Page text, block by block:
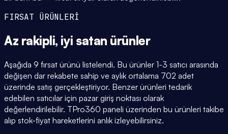
FIRSAT ÜRÜNLERİ
Az rakipli, iyi satan ürünler
Aşağıda 9 fırsat ürünü listelendi. Bu ürünler 1-3 satıcı arasında
değişen dar rekabete sahip ve aylık ortalama 702 adet
üzerinde satış gerçekleştiriyor. Benzer ürünleri tedarik
edebilen satıcılar için pazar giriş noktası olarak
değerlendirilebilir. TPro360 paneli üzerinden bu ürünleri takibe
alıp stok-fiyat hareketlerini anlık izleyebilirsiniz.